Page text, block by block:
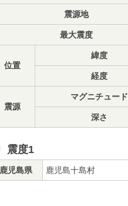
震源地
最大震度
位置
緯度
経度
震源
マグニチュード
深さ
震度1
鹿児島県 鹿児島十島村